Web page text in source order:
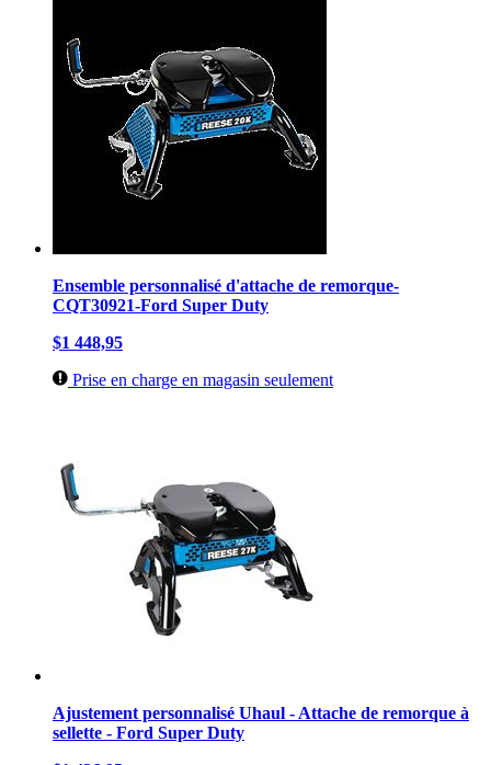
Ensemble personnalisé d'attache de remorque-
CQT30921-Ford Super Duty
$1 448,95
Prise en charge en magasin seulement
Ajustement personnalisé Uhaul - Attache de remorque à
sellette - Ford Super Duty